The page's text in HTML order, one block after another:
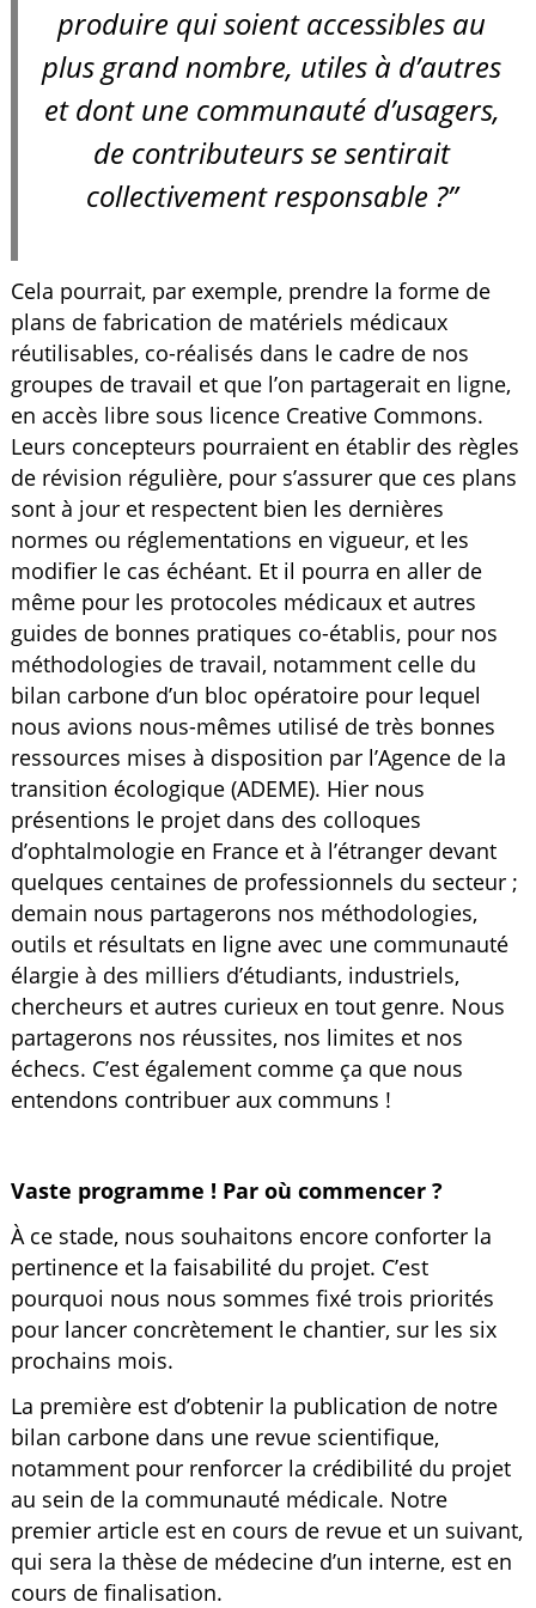
produire qui soient accessibles au
plus grand nombre, utiles à d’autres
et dont une communauté d’usagers,
de contributeurs se sentirait
collectivement responsable ?”
Cela pourrait, par exemple, prendre la forme de
plans de fabrication de matériels médicaux
réutilisables, co-réalisés dans le cadre de nos
groupes de travail et que l’on partagerait en ligne,
en accès libre sous licence Creative Commons.
Leurs concepteurs pourraient en établir des règles
de révision régulière, pour s’assurer que ces plans
sont à jour et respectent bien les dernières
normes ou réglementations en vigueur, et les
modifier le cas échéant. Et il pourra en aller de
même pour les protocoles médicaux et autres
guides de bonnes pratiques co-établis, pour nos
méthodologies de travail, notamment celle du
bilan carbone d’un bloc opératoire pour lequel
nous avions nous-mêmes utilisé de très bonnes
ressources mises à disposition par l’Agence de la
transition écologique (ADEME). Hier nous
présentions le projet dans des colloques
d’ophtalmologie en France et à l’étranger devant
quelques centaines de professionnels du secteur ;
demain nous partagerons nos méthodologies,
outils et résultats en ligne avec une communauté
élargie à des milliers d’étudiants, industriels,
chercheurs et autres curieux en tout genre. Nous
partagerons nos réussites, nos limites et nos
échecs. C’est également comme ça que nous
entendons contribuer aux communs !
Vaste programme ! Par où commencer ?
À ce stade, nous souhaitons encore conforter la
pertinence et la faisabilité du projet. C’est
pourquoi nous nous sommes fixé trois priorités
pour lancer concrètement le chantier, sur les six
prochains mois.
La première est d’obtenir la publication de notre
bilan carbone dans une revue scientifique,
notamment pour renforcer la crédibilité du projet
au sein de la communauté médicale. Notre
premier article est en cours de revue et un suivant,
qui sera la thèse de médecine d’un interne, est en
cours de finalisation.